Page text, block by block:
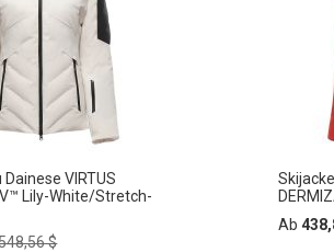
VIRTUS
Lily-White/Stretch-
$
Ab